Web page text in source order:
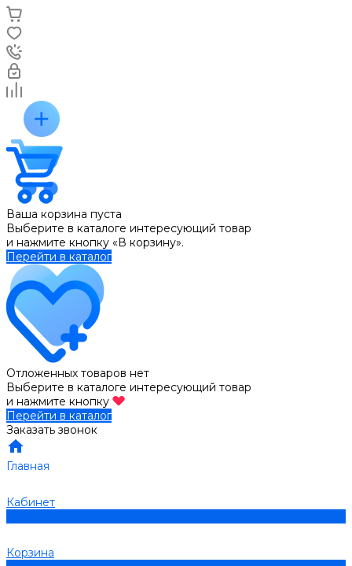
Ваша корзина пуста
Выберите в каталоге интересующий товар
и нажмите кнопку «В корзину».
Перейти в каталог
Отложенных товаров нет
Выберите в каталоге интересующий товар
и нажмите кнопку
Перейти в каталог
Заказать звонок
Главная
Кабинет
Корзина